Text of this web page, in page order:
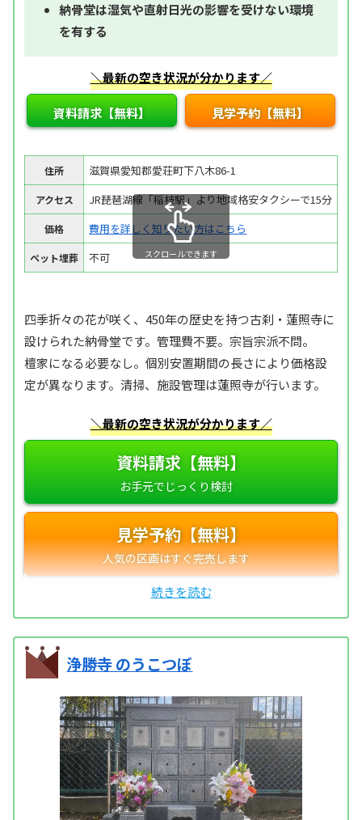
納骨堂は湿気や直射日光の影響を受けない環境
を有する
＼最新の空き状況が分かります／
資料請求【無料】 見学予約【無料】
住所 滋賀県愛知郡愛荘町下八木86-1
アクセス JR琵琶湖線「稲枝駅」より地域格安タクシーで15分
価格 費用を詳しく知りたい方はこちら
ペット埋葬 不可 スクロールできます
四季折々の花が咲く、450年の歴史を持つ古刹・蓮照寺に
設けられた納骨堂です。管理費不要。宗旨宗派不問。
檀家になる必要なし。個別安置期間の長さにより価格設
定が異なります。清掃、施設管理は蓮照寺が行います。
＼最新の空き状況が分かります／
資料請求【無料】
見学予約【無料】
浄勝寺 のうこつぼ